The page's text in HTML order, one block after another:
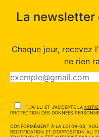
La newsletter
Chaque jour, recevez
ne rien
* J'AI LU ET J'ACCEPTE LA
PROTECTION DES DONNÉES
CONFORMÉMENT À LA LOI 09-08,
RECTIFICATION ET D'OPPOSITION AU